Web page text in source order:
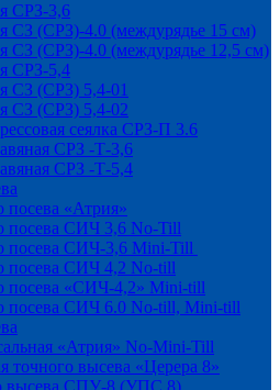
СРЗ-3,6
СЗ (СРЗ)-4.0 (междурядье 15 см)
СЗ (СРЗ)-4.0 (междурядье 12,5 см)
СРЗ-5,4
СЗ (СРЗ) 5,4-01
СЗ (СРЗ) 5,4-02
сеялка СРЗ-П 3.6
СРЗ -Т-3,6
СРЗ -Т-5,4
посева «Атрия»
посева СИЧ 3,6 No-Till
посева СИЧ-3,6 Mini-Till
посева СИЧ 4,2 No-till
посева «СИЧ-4,2» Mini-till
посева СИЧ 6.0 No-till, Mini-till
«Атрия» No-Mini-Till
точного высева «Церера 8»
высева СПУ-8 (УПС 8)